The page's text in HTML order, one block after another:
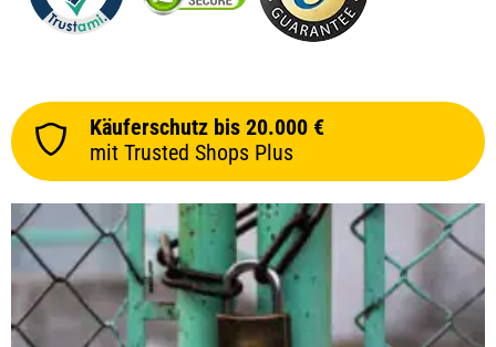
Käuferschutz bis 20.000 €
mit Trusted Shops Plus